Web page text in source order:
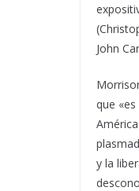
John
que
y la